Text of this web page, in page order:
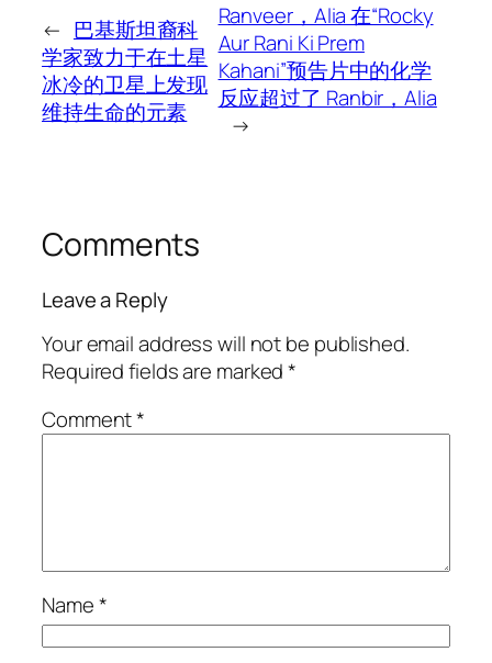
← 巴基斯坦裔科
学家致力于在土星
冰冷的卫星上发现
维持生命的元素
Ranveer，Alia 在“Rocky
Aur Ra​​ni Ki Prem
Kahani”预告片中的化学
反应超过了 Ranbir，Alia
→
Comments
Leave a Reply
Your email address will not be published.
Required fields are marked*
Comment*
Name*